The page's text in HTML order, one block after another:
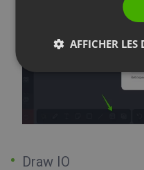
Draw IO
AFFICHER LES